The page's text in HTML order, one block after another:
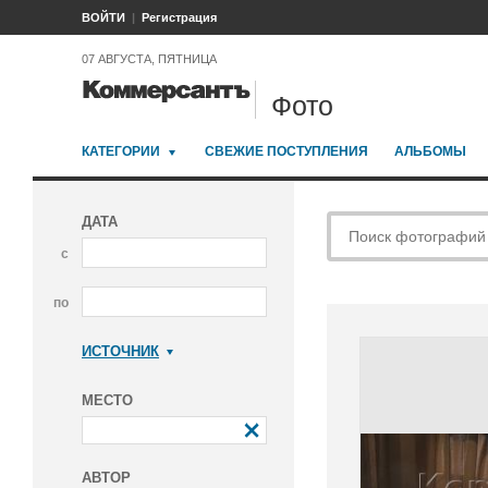
ВОЙТИ Регистрация
07 АВГУСТА, ПЯТНИЦА
Фото
КАТЕГОРИИ СВЕЖИЕ ПОСТУПЛЕНИЯ АЛЬБОМЫ
ДАТА
с
по
ИСТОЧНИК
МЕСТО
АВТОР